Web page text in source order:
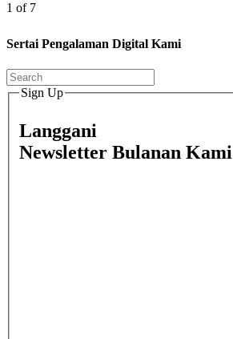
1 of 7
Sertai Pengalaman Digital Kami
Sign Up
Langgani
Newsletter Bulanan Kami